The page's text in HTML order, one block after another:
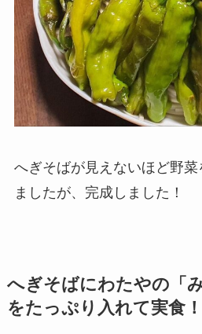
へぎそばが見えないほど野
ましたが、完成しました！
へぎそばにわたやの「
をたっぷり入れて実食！